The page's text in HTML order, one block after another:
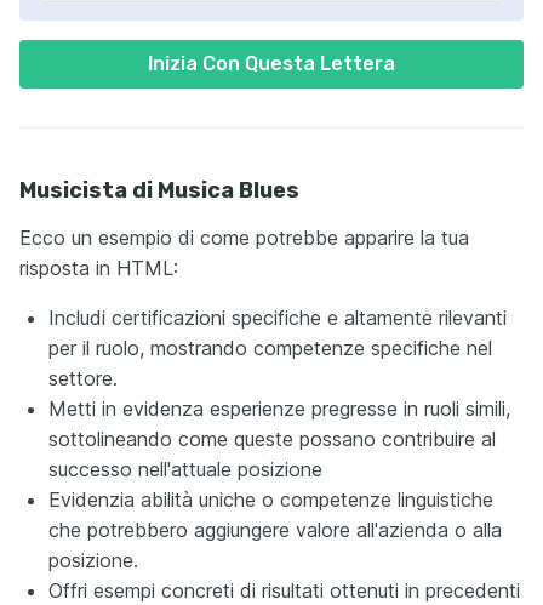
Inizia Con Questa Lettera
Musicista di Musica Blues
Ecco un esempio di come potrebbe apparire la tua
risposta in HTML:
Includi certificazioni specifiche e altamente rilevanti
per il ruolo, mostrando competenze specifiche nel
settore.
Metti in evidenza esperienze pregresse in ruoli simili,
sottolineando come queste possano contribuire al
successo nell'attuale posizione
Evidenzia abilità uniche o competenze linguistiche
che potrebbero aggiungere valore all'azienda o alla
posizione.
Offri esempi concreti di risultati ottenuti in precedenti